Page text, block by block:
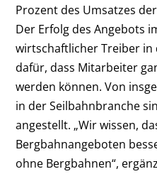
Prozent des Umsatzes
Der Erfolg des Angebots
wirtschaftlicher Treiber in
dafür, dass Mitarbeiter
werden können. Von
in der Seilbahnbranche
angestellt. „Wir wissen,
Bergbahnangeboten
ohne Bergbahnen“,